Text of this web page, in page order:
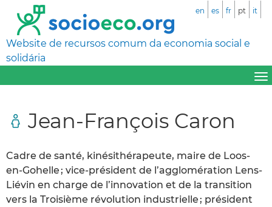
Website de recursos comum da economia social e
solidária
en es fr pt it
Jean-François Caron
Cadre de santé, kinésithérapeute, maire de Loos-
en-Gohelle ; vice-président de l’agglomération Lens-
Liévin en charge de l’innovation et de la transition
vers la Troisième révolution industrielle ; président